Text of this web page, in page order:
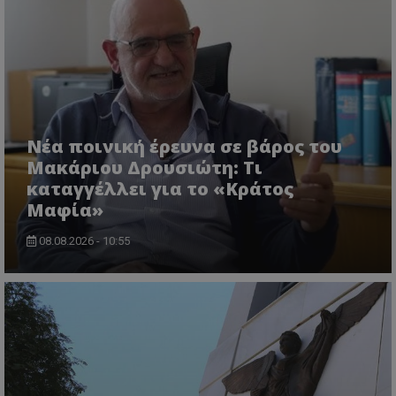
Νέα ποινική έρευνα σε βάρος του
Μακάριου Δρουσιώτη: Τι
καταγγέλλει για το «Κράτος
Μαφία»
08.08.2026 - 10:55
ASP.NET_SessionId
Microsoft Corporation
YouTube
.youtube.com